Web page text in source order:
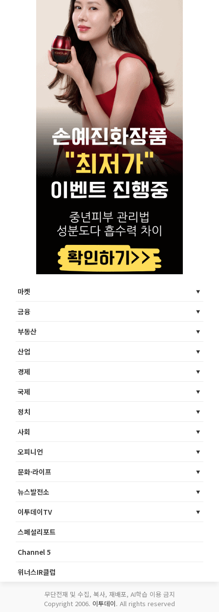
마켓
금융
부동산
산업
경제
국제
정치
사회
오피니언
문화·라이프
뉴스발전소
이투데이TV
스페셜리포트
Channel 5
위너스IR클럽
무단전재 및 수집, 복사, 재배포, AI학습 이용 금지
Copyright 2006. 이투데이. All rights reserved